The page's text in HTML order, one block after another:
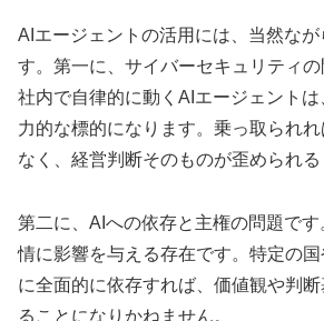
AIエージェントの活用には、当然なが
す。第一に、サイバーセキュリティの
社内で自律的に動くAIエージェント
力的な標的になります。乗っ取られ
なく、経営判断そのものが歪められる
第二に、AIへの依存と主権の問題で
情に影響を与える存在です。特定の
に全面的に依存すれば、価値観や判
ることになりかねません。